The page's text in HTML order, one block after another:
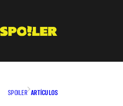
contenido
SPOILER ARTÍCULOS